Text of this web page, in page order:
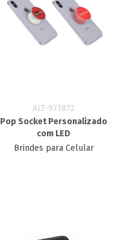
ALT-971872
Pop Socket Personalizado
com LED
Brindes para Celular